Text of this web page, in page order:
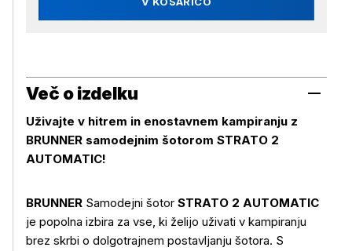
Več o izdelku
Uživajte v hitrem in enostavnem kampiranju z
BRUNNER samodejnim šotorom STRATO 2
AUTOMATIC!
BRUNNER Samodejni šotor STRATO 2 AUTOMATIC
je popolna izbira za vse, ki želijo uživati v kampiranju
brez skrbi o dolgotrajnem postavljanju šotora. S